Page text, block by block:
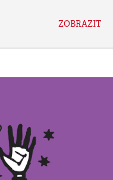
ZOBRAZIT